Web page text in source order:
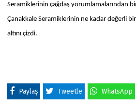
Seramiklerinin çağdaş yorumlamalarından
Çanakkale Seramiklerinin ne kadar değerli
altını çizdi.
Paylaş Tweetle WhatsApp